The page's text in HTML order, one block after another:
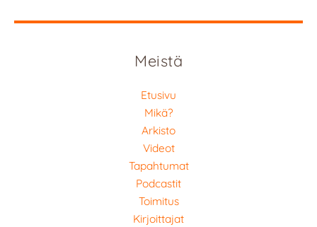
Meistä
Etusivu
Mikä?
Arkisto
Videot
Tapahtumat
Podcastit
Toimitus
Kirjoittajat